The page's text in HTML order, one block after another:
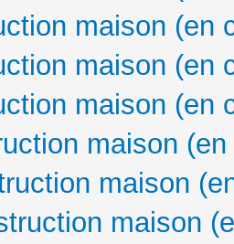
maison (en
maison (en
maison (en
maison
maison
maison